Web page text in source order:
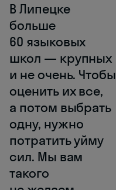
В Липецке
больше
60 языковых
школ — крупных
и не очень. Чтобы
оценить их все,
а потом выбрать
одну, нужно
потратить уйму
сил. Мы вам
такого